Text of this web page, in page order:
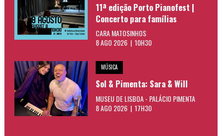
11ª edição Porto Pianofest |
Concerto para famílias
CARA MATOSINHOS
8 AGO 2026 | 10H30
MÚSICA
Sol & Pimenta: Sara & Will
MUSEU DE LISBOA - PALÁCIO PIMENTA
8 AGO 2026 | 17H30